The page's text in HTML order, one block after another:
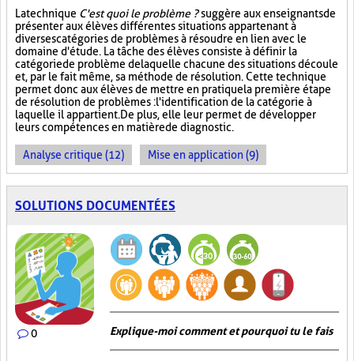
La technique C'est quoi le problème ?suggère aux enseignants de
présenter aux élèves différentes situations appartenant à
diverses catégories de problèmes à résoudre en lien avec le
domaine d'étude. La tâche des élèves consiste à définir la
catégorie de problème de laquelle chacune des situations découle
et, par le fait même, sa méthode de résolution. Cette technique
permet donc aux élèves de mettre en pratique la première étape
de résolution de problèmes : l'identification de la catégorie à
laquelle il appartient. De plus, elle leur permet de développer
leurs compétences en matière de diagnostic.
Analyse critique (12) Mise en application (9)
SOLUTIONS DOCUMENTÉES
0 Explique-moi comment et pourquoi tu le fais